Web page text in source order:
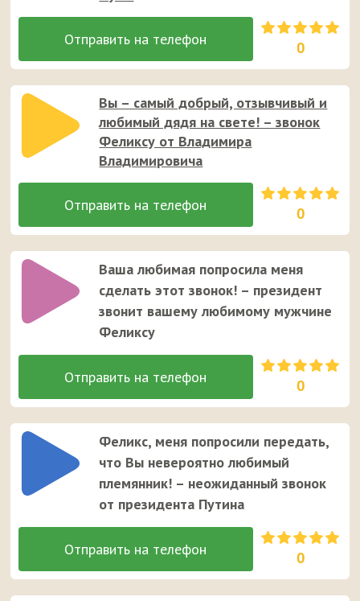
0
Вы – самый добрый, отзывчивый и
любимый дядя на свете! – звонок
Феликсу от Владимира
Владимировича
0
Ваша любимая попросила меня
сделать этот звонок! – президент
звонит вашему любимому мужчине
Феликсу
0
Феликс, меня попросили передать,
что Вы невероятно любимый
племянник! – неожиданный звонок
от президента Путина
0